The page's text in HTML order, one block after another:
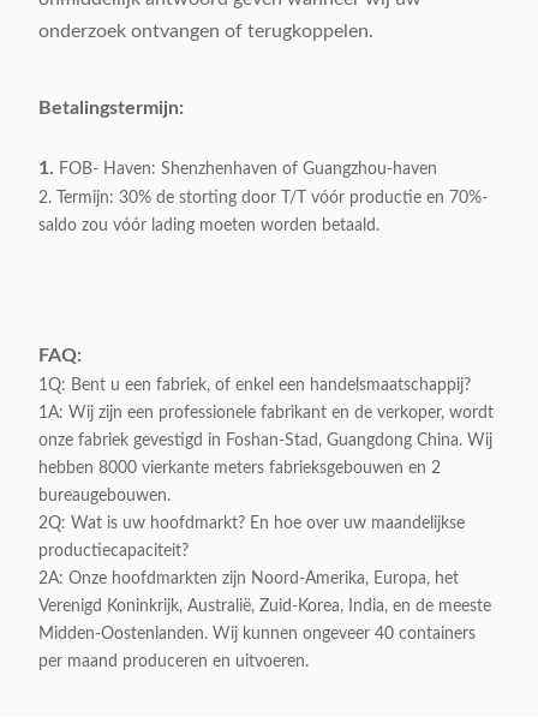
karton 1 stuk/2
Klantgericht: Aanvaardbaar
onderzoek ontvangen of terugkoppelen.
Betalingstermijn:
1. FOB- Haven: Shenzhenhaven of Guangzhou-haven
2. Termijn: 30% de storting door T/T vóór productie en 70%-
saldo zou vóór lading moeten worden betaald.
FAQ:
1Q: Bent u een fabriek, of enkel een handelsmaatschappij?
1A: Wij zijn een professionele fabrikant en de verkoper, wordt
onze fabriek gevestigd in Foshan-Stad, Guangdong China. Wij
hebben 8000 vierkante meters fabrieksgebouwen en 2
bureaugebouwen.
2Q: Wat is uw hoofdmarkt? En hoe over uw maandelijkse
productiecapaciteit?
2A: Onze hoofdmarkten zijn Noord-Amerika, Europa, het
Verenigd Koninkrijk, Australië, Zuid-Korea, India, en de meeste
Midden-Oostenlanden. Wij kunnen ongeveer 40 containers
per maand produceren en uitvoeren.